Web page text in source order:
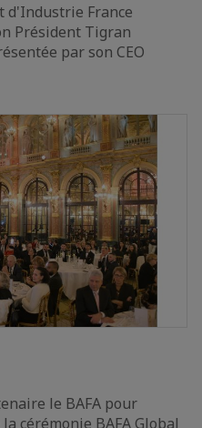
d'Industrie France
Président Tigran
par son CEO
le BAFA pour
cérémonie BAFA Global